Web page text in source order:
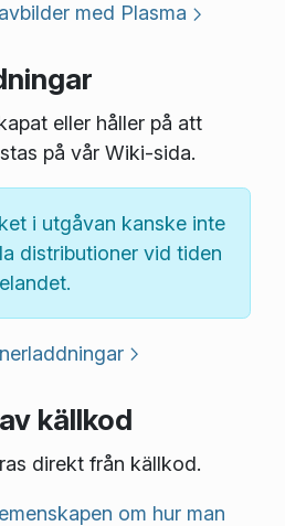
med Plasma
eller håller på att
på vår Wiki-sida.
i utgåvan kanske inte
distributioner vid tiden
källkod
direkt från källkod.
om hur man